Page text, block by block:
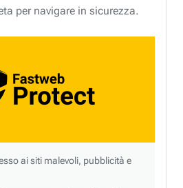
per navigare in sicurezza.
ai siti malevoli, pubblicità e